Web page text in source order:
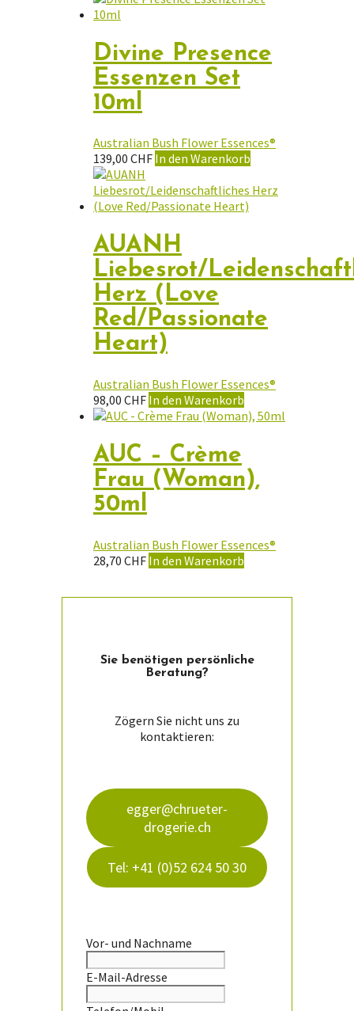
Divine Presence
Essenzen Set
10ml
Australian Bush Flower Essences®
139,00 CHF In den Warenkorb
AUANH
Liebesrot/
Herz (Love
Red/Passionate
Heart)
Australian Bush Flower Essences®
98,00 CHF In den Warenkorb
AUC – Crème
Frau (Woman),
50ml
Australian Bush Flower Essences®
28,70 CHF In den Warenkorb
Sie ­benötigen persön­liche
Beratung?
Zögern Sie nicht uns zu
kontaktieren:
egger@chrueter-
drogerie.ch
Tel: +41 (0)52 624 50 30
Vor- und Nachname
E-Mail-Adresse